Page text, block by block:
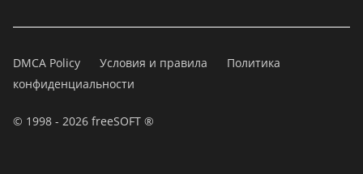
DMCA Policy Условия и правила
Политика
конфиденциальности
© 1998 - 2026 freeSOFT ®